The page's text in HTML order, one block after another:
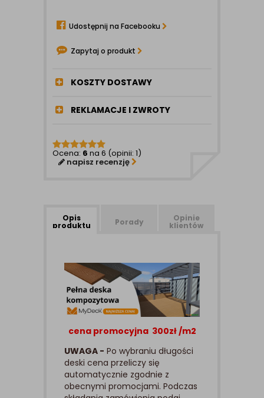
Udostępnij na Facebooku
Zapytaj o produkt
KOSZTY DOSTAWY
REKLAMACJE I ZWROTY
Ocena: 6 na 6 (opinii: 1)
napisz recenzję
Opis
produktu Porady Opinie
klientów
cena promocyjna 300zł /m2
UWAGA - Po wybraniu długości
deski cena przeliczy się
automatycznie zgodnie z
obecnymi promocjami. Podczas